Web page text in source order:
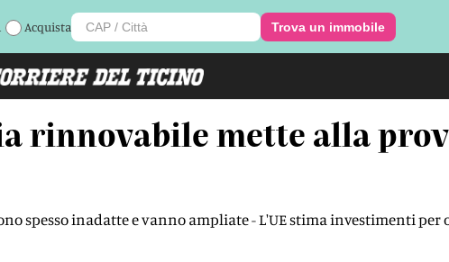
Acquista Trova un immobile
rinnovabile mette alla
spesso inadatte e vanno ampliate - L'UE stima investimenti